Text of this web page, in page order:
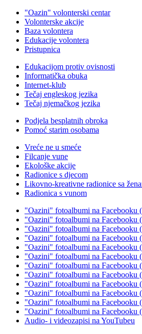
"Oazin" volonterski centar
Volonterske akcije
Baza volontera
Edukacije volontera
Pristupnica
Edukacijom protiv ovisnosti
Informatička obuka
Internet-klub
Tečaj engleskog jezika
Tečaj njemačkog jezika
Podjela besplatnih obroka
Pomoć starim osobama
Vreće ne u smeće
Filcanje vune
Ekološke akcije
Radionice s djecom
Likovno-kreativne radionice sa
Radionica s vunom
"Oazini" fotoalbumi na Facebooku
"Oazini" fotoalbumi na Facebooku
"Oazini" fotoalbumi na Facebooku
"Oazini" fotoalbumi na Facebooku
"Oazini" fotoalbumi na Facebooku
"Oazini" fotoalbumi na Facebooku
"Oazini" fotoalbumi na Facebooku
"Oazini" fotoalbumi na Facebooku
"Oazini" fotoalbumi na Facebooku
"Oazini" fotoalbumi na Facebooku
"Oazini" fotoalbumi na Facebooku
"Oazini" fotoalbumi na Facebooku
Audio- i videozapisi na YouTubeu